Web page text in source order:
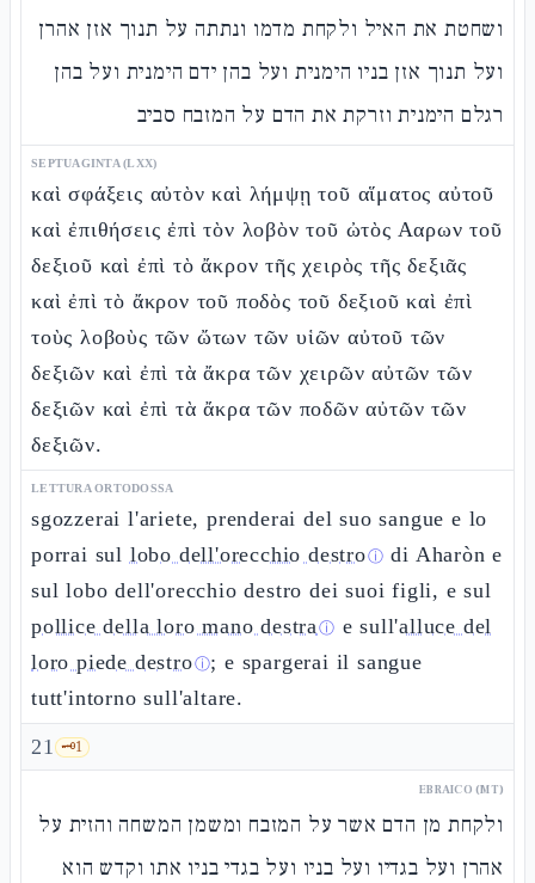
ושחטת את האיל ולקחת מדמו ונתתה על תנוך אזן אהרן
ועל תנוך אזן בניו הימנית ועל בהן ידם הימנית ועל בהן
רגלם הימנית וזרקת את הדם על המזבח סביב
SEPTUAGINTA (LXX)
καὶ σφάξεις αὐτὸν καὶ λήμψῃ τοῦ αἵματος αὐτοῦ
καὶ ἐπιθήσεις ἐπὶ τὸν λοβὸν τοῦ ὠτὸς Ααρων τοῦ
δεξιοῦ καὶ ἐπὶ τὸ ἄκρον τῆς χειρὸς τῆς δεξιᾶς
καὶ ἐπὶ τὸ ἄκρον τοῦ ποδὸς τοῦ δεξιοῦ καὶ ἐπὶ
τοὺς λοβοὺς τῶν ὤτων τῶν υἱῶν αὐτοῦ τῶν
δεξιῶν καὶ ἐπὶ τὰ ἄκρα τῶν χειρῶν αὐτῶν τῶν
δεξιῶν καὶ ἐπὶ τὰ ἄκρα τῶν ποδῶν αὐτῶν τῶν
δεξιῶν.
LETTURA ORTODOSSA
sgozzerai l'ariete, prenderai del suo sangue e lo
porrai sul lobo dell'orecchio destroⓘ di Aharòn e
sul lobo dell'orecchio destro dei suoi figli, e sul
pollice della loro mano destraⓘ e sull'alluce del
loro piede destroⓘ; e spargerai il sangue
tutt'intorno sull'altare.
21 🗝️1
EBRAICO (MT)
ולקחת מן הדם אשר על המזבח ומשמן המשחה והזית על
אהרן ועל בגדיו ועל בניו ועל בגדי בניו אתו וקדש הוא